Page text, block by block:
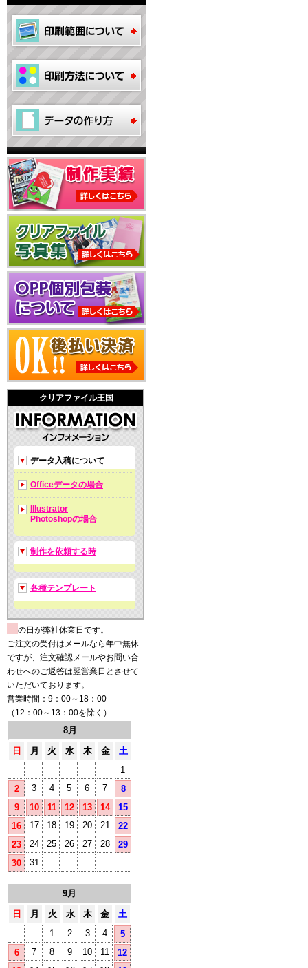
クリアファイル王国
データ入稿について
Officeデータの場合
Illustrator
Photoshopの場合
制作を依頼する時
各種テンプレート
の日が弊社休業日です。
ご注文の受付はメールなら年中無休
ですが、注文確認メールやお問い合
わせへのご返答は翌営業日とさせて
いただいております。
営業時間：9：00～18：00
（12：00～13：00を除く）
8月
日
月 火 水 木 金
土
1
2
3 4 5 6 7
8
9
10 11 12 13 14
15
16
17 18 19 20 21
22
23
24 25 26 27 28
29
30
31
9月
日
月 火 水 木 金
土
1
2 3 4
5
6
7 8 9 10 11
12